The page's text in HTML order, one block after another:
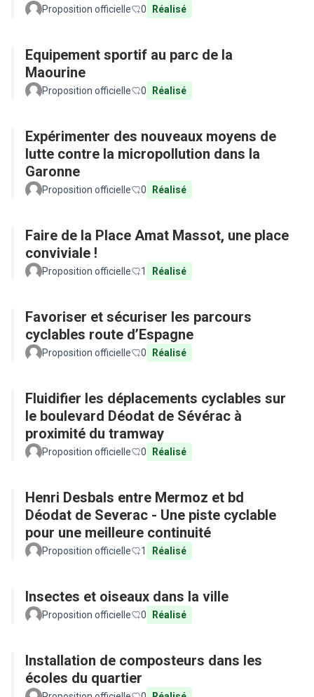
Proposition officielle 0 Réalisé
Equipement sportif au parc de la
Maourine
Proposition officielle 0 Réalisé
Expérimenter des nouveaux moyens de
lutte contre la micropollution dans la
Garonne
Proposition officielle 0 Réalisé
Faire de la Place Amat Massot, une place
conviviale !
Proposition officielle 1 Réalisé
Favoriser et sécuriser les parcours
cyclables route d’Espagne
Proposition officielle 0 Réalisé
Fluidifier les déplacements cyclables sur
le boulevard Déodat de Sévérac à
proximité du tramway
Proposition officielle 0 Réalisé
Henri Desbals entre Mermoz et bd
Déodat de Severac - Une piste cyclable
pour une meilleure continuité
Proposition officielle 1 Réalisé
Insectes et oiseaux dans la ville
Proposition officielle 0 Réalisé
Installation de composteurs dans les
écoles du quartier